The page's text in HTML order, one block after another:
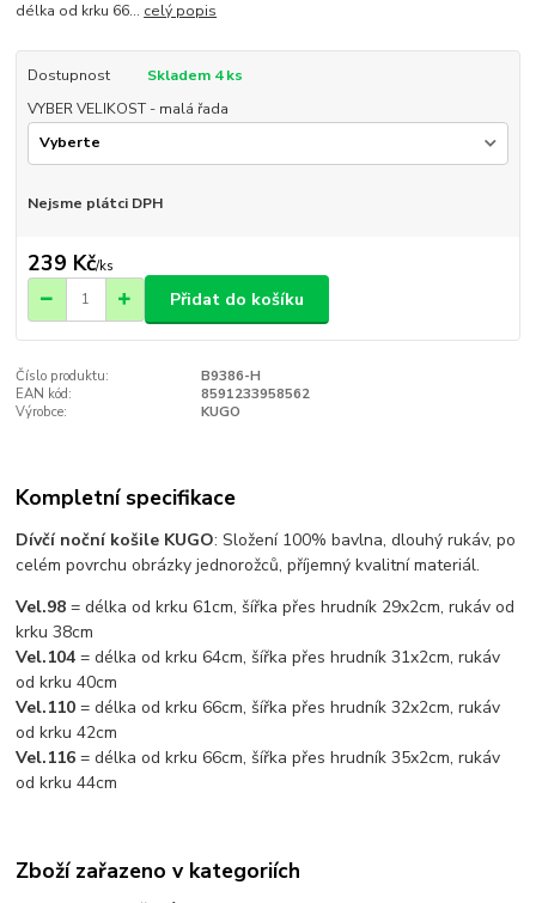
délka od krku 66... celý popis
Dostupnost
Skladem 4 ks
VYBER VELIKOST - malá řada
Nejsme plátci DPH
239 Kč/ks
Přidat do košíku
Číslo produktu:
B9386-H
EAN kód:
8591233958562
Výrobce:
KUGO
Kompletní specifikace
Dívčí noční košile KUGO: Složení 100% bavlna, dlouhý rukáv, po
celém povrchu obrázky jednorožců, příjemný kvalitní materiál.
Vel.98= délka od krku 61cm, šířka přes hrudník 29x2cm, rukáv od
krku 38cm
Vel.104 = délka od krku 64cm, šířka přes hrudník 31x2cm, rukáv
od krku 40cm
Vel.110= délka od krku 66cm, šířka přes hrudník 32x2cm, rukáv
od krku 42cm
Vel.116 = délka od krku 66cm, šířka přes hrudník 35x2cm, rukáv
od krku 44cm
Zboží zařazeno v kategoriích